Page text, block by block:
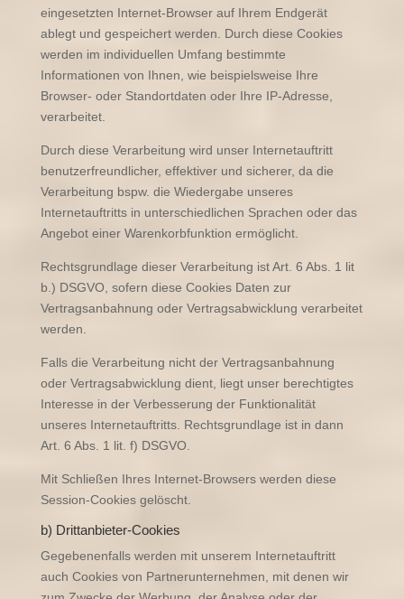
eingesetzten Internet-Browser auf Ihrem Endgerät
ablegt und gespeichert werden. Durch diese Cookies
werden im individuellen Umfang bestimmte
Informationen von Ihnen, wie beispielsweise Ihre
Browser- oder Standortdaten oder Ihre IP-Adresse,
verarbeitet.
Durch diese Verarbeitung wird unser Internetauftritt
benutzerfreundlicher, effektiver und sicherer, da die
Verarbeitung bspw. die Wiedergabe unseres
Internetauftritts in unterschiedlichen Sprachen oder das
Angebot einer Warenkorbfunktion ermöglicht.
Rechtsgrundlage dieser Verarbeitung ist Art. 6 Abs. 1 lit
b.) DSGVO, sofern diese Cookies Daten zur
Vertragsanbahnung oder Vertragsabwicklung verarbeitet
werden.
Falls die Verarbeitung nicht der Vertragsanbahnung
oder Vertragsabwicklung dient, liegt unser berechtigtes
Interesse in der Verbesserung der Funktionalität
unseres Internetauftritts. Rechtsgrundlage ist in dann
Art. 6 Abs. 1 lit. f) DSGVO.
Mit Schließen Ihres Internet-Browsers werden diese
Session-Cookies gelöscht.
b) Drittanbieter-Cookies
Gegebenenfalls werden mit unserem Internetauftritt
auch Cookies von Partnerunternehmen, mit denen wir